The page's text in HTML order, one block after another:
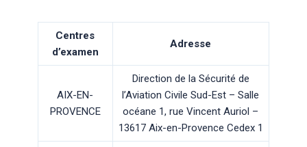
Centres
d’examen
Adresse
AIX-EN-
PROVENCE
Direction de la Sécurité de
l’Aviation Civile Sud-Est – Salle
océane 1, rue Vincent Auriol –
13617 Aix-en-Provence Cedex 1